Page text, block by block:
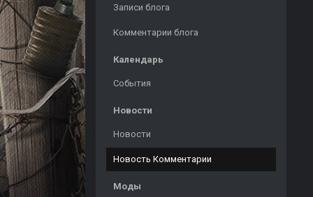
Записи блога
Комментарии блога
Календарь
События
Новости
Новости
Новость Комментарии
Моды